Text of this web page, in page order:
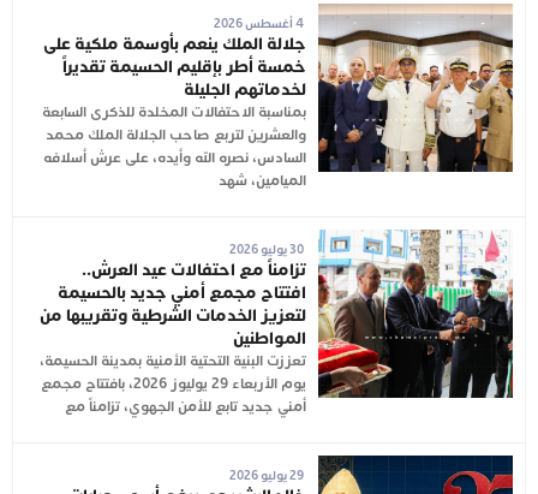
4 أغسطس 2026
جلالة الملك ينعم بأوسمة ملكية على
خمسة أطر بإقليم الحسيمة تقديراً
لخدماتهم الجليلة
بمناسبة الاحتفالات المخلدة للذكرى السابعة
والعشرين لتربع صاحب الجلالة الملك محمد
السادس، نصره الله وأيده، على عرش أسلافه
الميامين، شهد
30 يوليو 2026
تزامناً مع احتفالات عيد العرش..
افتتاح مجمع أمني جديد بالحسيمة
لتعزيز الخدمات الشرطية وتقريبها من
المواطنين
تعززت البنية التحتية الأمنية بمدينة الحسيمة،
يوم الأربعاء 29 يوليوز 2026، بافتتاح مجمع
أمني جديد تابع للأمن الجهوي، تزامناً مع
29 يوليو 2026